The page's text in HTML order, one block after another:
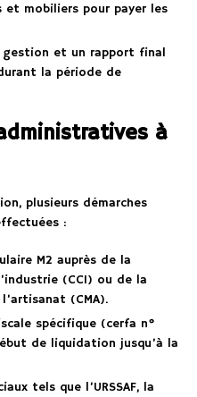
mobiliers pour payer les
gestion et un rapport final
la période de
à
plusieurs démarches
:
M2 auprès de la
(CCI) ou de la
(CMA).
spécifique (cerfa n°
de liquidation jusqu’à la
tels que l’URSSAF, la